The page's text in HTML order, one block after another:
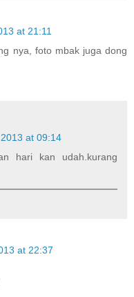
at 21:11
nya, foto mbak juga dong
at 09:14
hari kan udah.kurang
at 22:37